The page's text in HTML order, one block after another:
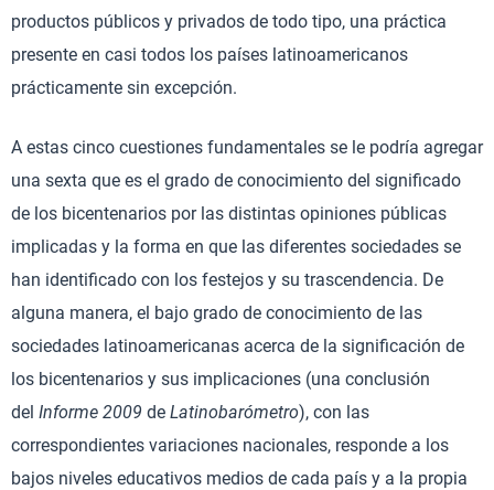
productos públicos y privados de todo tipo, una práctica
presente en casi todos los países latinoamericanos
prácticamente sin excepción.
A estas cinco cuestiones fundamentales se le podría agregar
una sexta que es el grado de conocimiento del significado
de los bicentenarios por las distintas opiniones públicas
implicadas y la forma en que las diferentes sociedades se
han identificado con los festejos y su trascendencia. De
alguna manera, el bajo grado de conocimiento de las
sociedades latinoamericanas acerca de la significación de
los bicentenarios y sus implicaciones (una conclusión
del Informe 2009 de Latinobarómetro), con las
correspondientes variaciones nacionales, responde a los
bajos niveles educativos medios de cada país y a la propia